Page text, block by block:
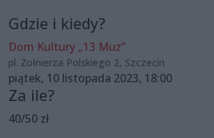
Gdzie i kiedy?
Dom Kultury „13 Muz”
pl. Żołnierza Polskiego 2, Szczecin
piątek, 10 listopada 2023, 18:00
Za ile?
40/50 zł